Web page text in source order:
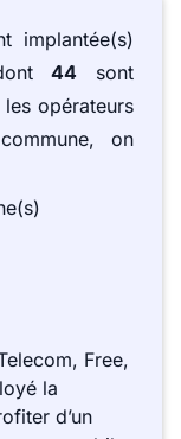
implantée(s)
44 sont
opérateurs
on
Free,
la
d’un